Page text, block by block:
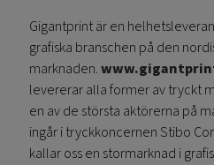
Gigantprint är en
grafiska branschen på den
marknaden.
levererar alla former av tryckt
en av de största aktörerna på
ingår i tryckkoncernen Stibo
kallar oss en stormarknad i